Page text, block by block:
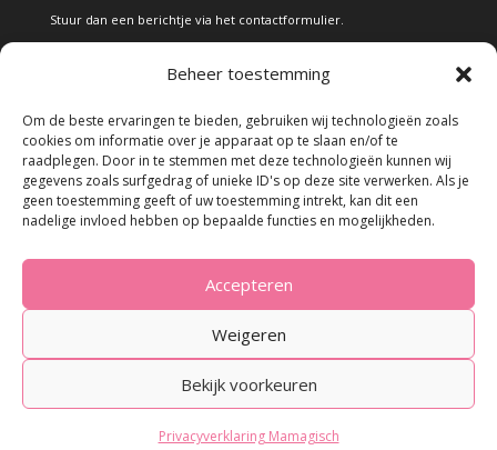
Beheer toestemming
Om de beste ervaringen te bieden, gebruiken wij technologieën zoals
cookies om informatie over je apparaat op te slaan en/of te
raadplegen. Door in te stemmen met deze technologieën kunnen wij
gegevens zoals surfgedrag of unieke ID's op deze site verwerken. Als je
geen toestemming geeft of uw toestemming intrekt, kan dit een
nadelige invloed hebben op bepaalde functies en mogelijkheden.
Accepteren
Weigeren
Bekijk voorkeuren
Privacyverklaring Mamagisch
Stuur dan een berichtje via het contactformulier.
Alle teksten en foto's op deze site zijn eigendom van Mamagisch.
Teksten en foto's van Mamagisch mogen onder geen beding
zonder toestemming worden overgenomen. Wanneer er gebruik
wordt gemaakt van teksten en foto's van derden, zal dit
uitdrukkelijk worden vermeld.
© 2023 - Mamagisch.nl